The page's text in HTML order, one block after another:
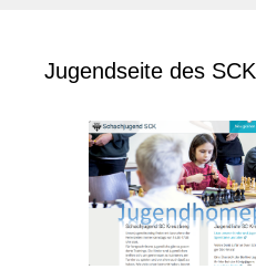
Jugendseite des SCK